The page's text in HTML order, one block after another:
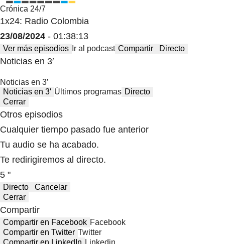
Crónica 24/7
1x24: Radio Colombia
23/08/2024 - 01:38:13
Ver más episodios Ir al podcast Compartir Directo
Noticias en 3′
Noticias en 3′
Noticias en 3′ Últimos programas Directo
Cerrar
Otros episodios
Cualquier tiempo pasado fue anterior
Tu audio se ha acabado.
Te redirigiremos al directo.
5 "
Directo
Cancelar
Cerrar
Compartir
Compartir en Facebook Facebook
Compartir en Twitter Twitter
Compartir en LinkedIn
Linkedin